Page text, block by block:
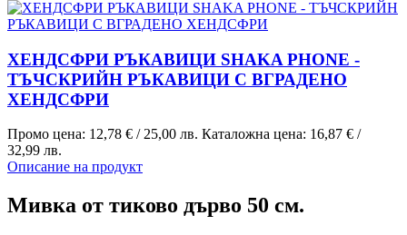
ХЕНДСФРИ РЪКАВИЦИ SHAKA PHONE -
ТЪЧСКРИЙН РЪКАВИЦИ С ВГРАДЕНО
ХЕНДСФРИ
Промо цена: 12,78 € / 25,00 лв. Каталожна цена: 16,87 € /
32,99 лв.
Описание на продукт
Мивка от тиково дърво 50 см.